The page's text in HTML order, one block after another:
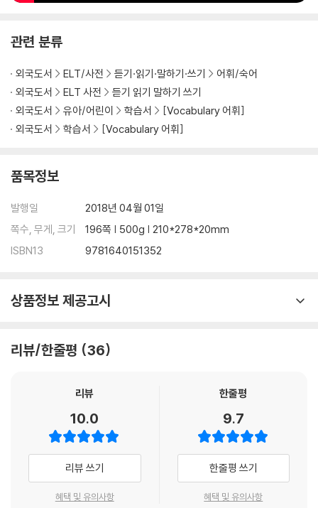
- 쉽고 빠른 연산을 위해 예문에 맞는 이미지와 함께, 발음기호, 품사, 정의
- 정확한 발음 및 듣기 연습을 위한 음원 수록 (QR코드)
Vocabulary Exercises (2pages)
- 20개의 target words를 활용한 다양한 연습문제를 통해, 단어의 의미
Reading Passage & Reading Comprehension (2pages)
- 각 단원의 target word를 포함하는 reading passage와 compreh
관련 분류
외국도서 ELT/사전 듣기·읽기·말하기·쓰기
어휘/숙어
외국도서
ELT 사전
듣기 읽기 말하기 쓰기
외국도서
유아/어린이 학습서
[Vocabulary 어휘]
외국도서
학습서 [Vocabulary 어휘]
품목정보
발행일
2018년 04월 01일
쪽수, 무게, 크기
196쪽 | 500g | 210*278*20mm
ISBN13
9781640151352
상품정보 제공고시
리뷰/한줄평 36
리뷰
10.0
리뷰 쓰기
혜택 및 유의사항
한줄평
9.7
한줄평 쓰기
혜택 및 유의사항